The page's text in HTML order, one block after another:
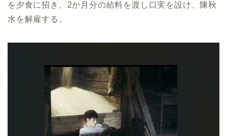
を夕食に招き、2か月分の給料を渡し口実を設け、陳秋
水を解雇する。